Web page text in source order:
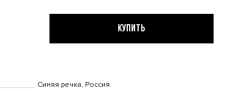
КУПИТЬ
Синяя речка, Россия